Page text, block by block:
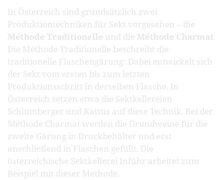
In Österreich sind grundsätzlich zwei
Produktiontechniken für Sekt vorgesehen – die
Méthode Traditionelle und die Méthode Charmat
Die Méthode Traditionelle beschreibt die
traditionelle Flaschengärung: Dabei entwickelt sich
der Sekt vom ersten bis zum letzten
Produktionsschritt in derselben Flasche. In
Österreich setzen etwa die Sektkellereien
Schlumberger und Kattus auf diese Technik. Bei der
Méthode Charmat werden die Grundweine für die
zweite Gärung in Druckbehälter und erst
anschließend in Flaschen gefüllt. Die
österreichische Sektkellerei Inführ arbeitet zum
Beispiel mit dieser Methode.